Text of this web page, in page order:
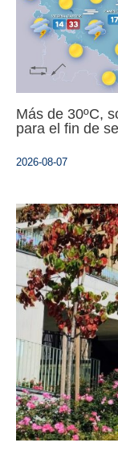
Más de 30ºC,
para el fin de
2026-08-07